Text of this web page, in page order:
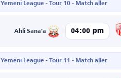
Yemeni League - Tour 10 - Match aller
Ahli Sana'a 04:00 pm
Yemeni League - Tour 11 - Match aller